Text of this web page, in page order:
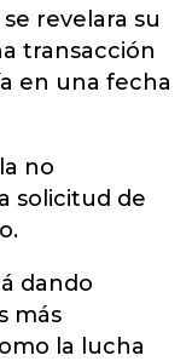
revelara su
transacción
en una fecha
no
solicitud de
dando
más
la lucha